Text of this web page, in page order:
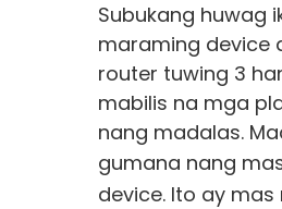
Subukang huwag
maraming device
router tuwing 3
mabilis na mga
nang madalas.
gumana nang
device. Ito ay